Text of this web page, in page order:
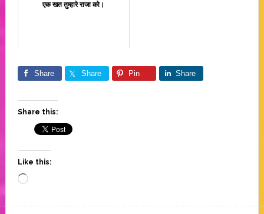
एक खत तुम्हारे राजा को।
Share Share Pin Share
Share this:
Like this:
Loading…